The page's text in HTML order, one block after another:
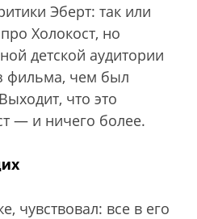
Эберт: так или
Холокост, но
детской аудитории
фильма, чем был
что это
— и ничего более.
чувствовал: все в его